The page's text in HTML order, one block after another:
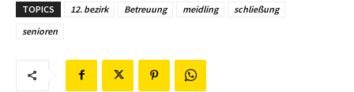
TOPICS 12. bezirk Betreuung meidling
schließung
senioren